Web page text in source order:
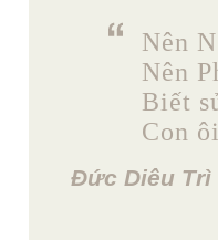
Nên
Nên
Biết
Con
Đức Diêu Trì